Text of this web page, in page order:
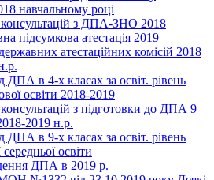
навчальному році
консультацій з ДПА-ЗНО 2018
підсумкова атестація 2019
атестаційних комісій 2018
ДПА в 4-х класах за освіт. рівень
освіти 2018-2019
з підготовки до ДПА 9
2019 н.р.
ДПА в 9-х класах за освіт. рівень
середньої освіти
ДПА в 2019 р.